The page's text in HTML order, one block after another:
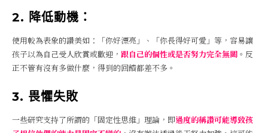
2. 降低動機：
使用較為表象的讚美如：「你好漂亮」、「你長得好可愛」等，容易讓
孩子以為自己受人欣賞或歡迎， 跟自己的個性或是否努力完全無關 。反
正不管有沒有多做什麼，得到的回饋都差不多。
3. 畏懼失敗
一些研究支持了所謂的「固定性思維」理論，即過度的稱讚可能導致孩